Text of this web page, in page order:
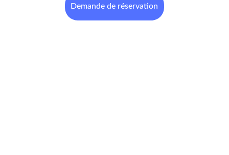
Demande de réservation